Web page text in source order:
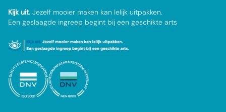
Kijk uit. Jezelf mooier maken kan lelijk uitpakken.
Een geslaagde ingreep begint bij een geschikte arts